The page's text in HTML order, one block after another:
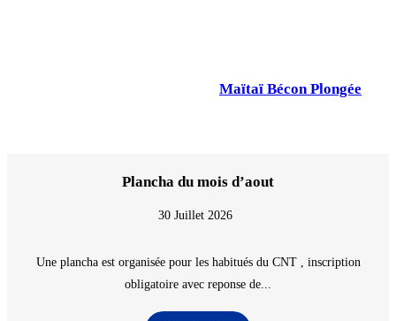
Maïtaï Bécon Plongée
Plancha du mois d’aout
30 Juillet 2026
Une plancha est organisée pour les habitués du CNT , inscription
obligatoire avec reponse de...